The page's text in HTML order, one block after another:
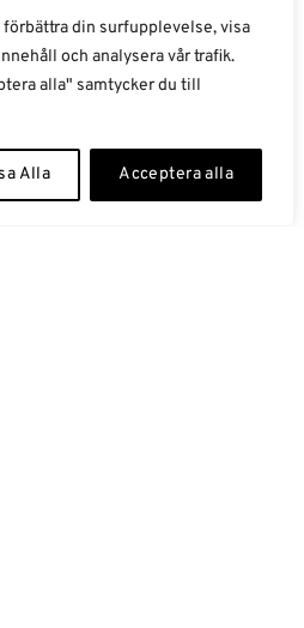
din surfupplevelse, visa
och analysera vår trafik.
alla" samtycker du till
Alla Acceptera alla